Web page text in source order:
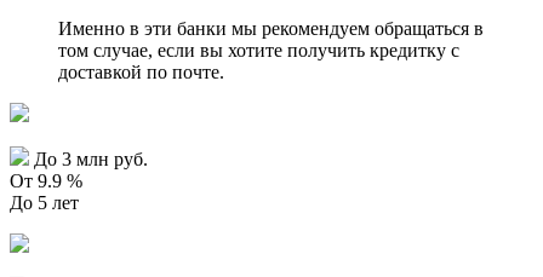
Именно в эти банки мы рекомендуем обращаться в
том случае, если вы хотите получить кредитку с
доставкой по почте.
До 3 млн руб.
От 9.9 %
До 5 лет